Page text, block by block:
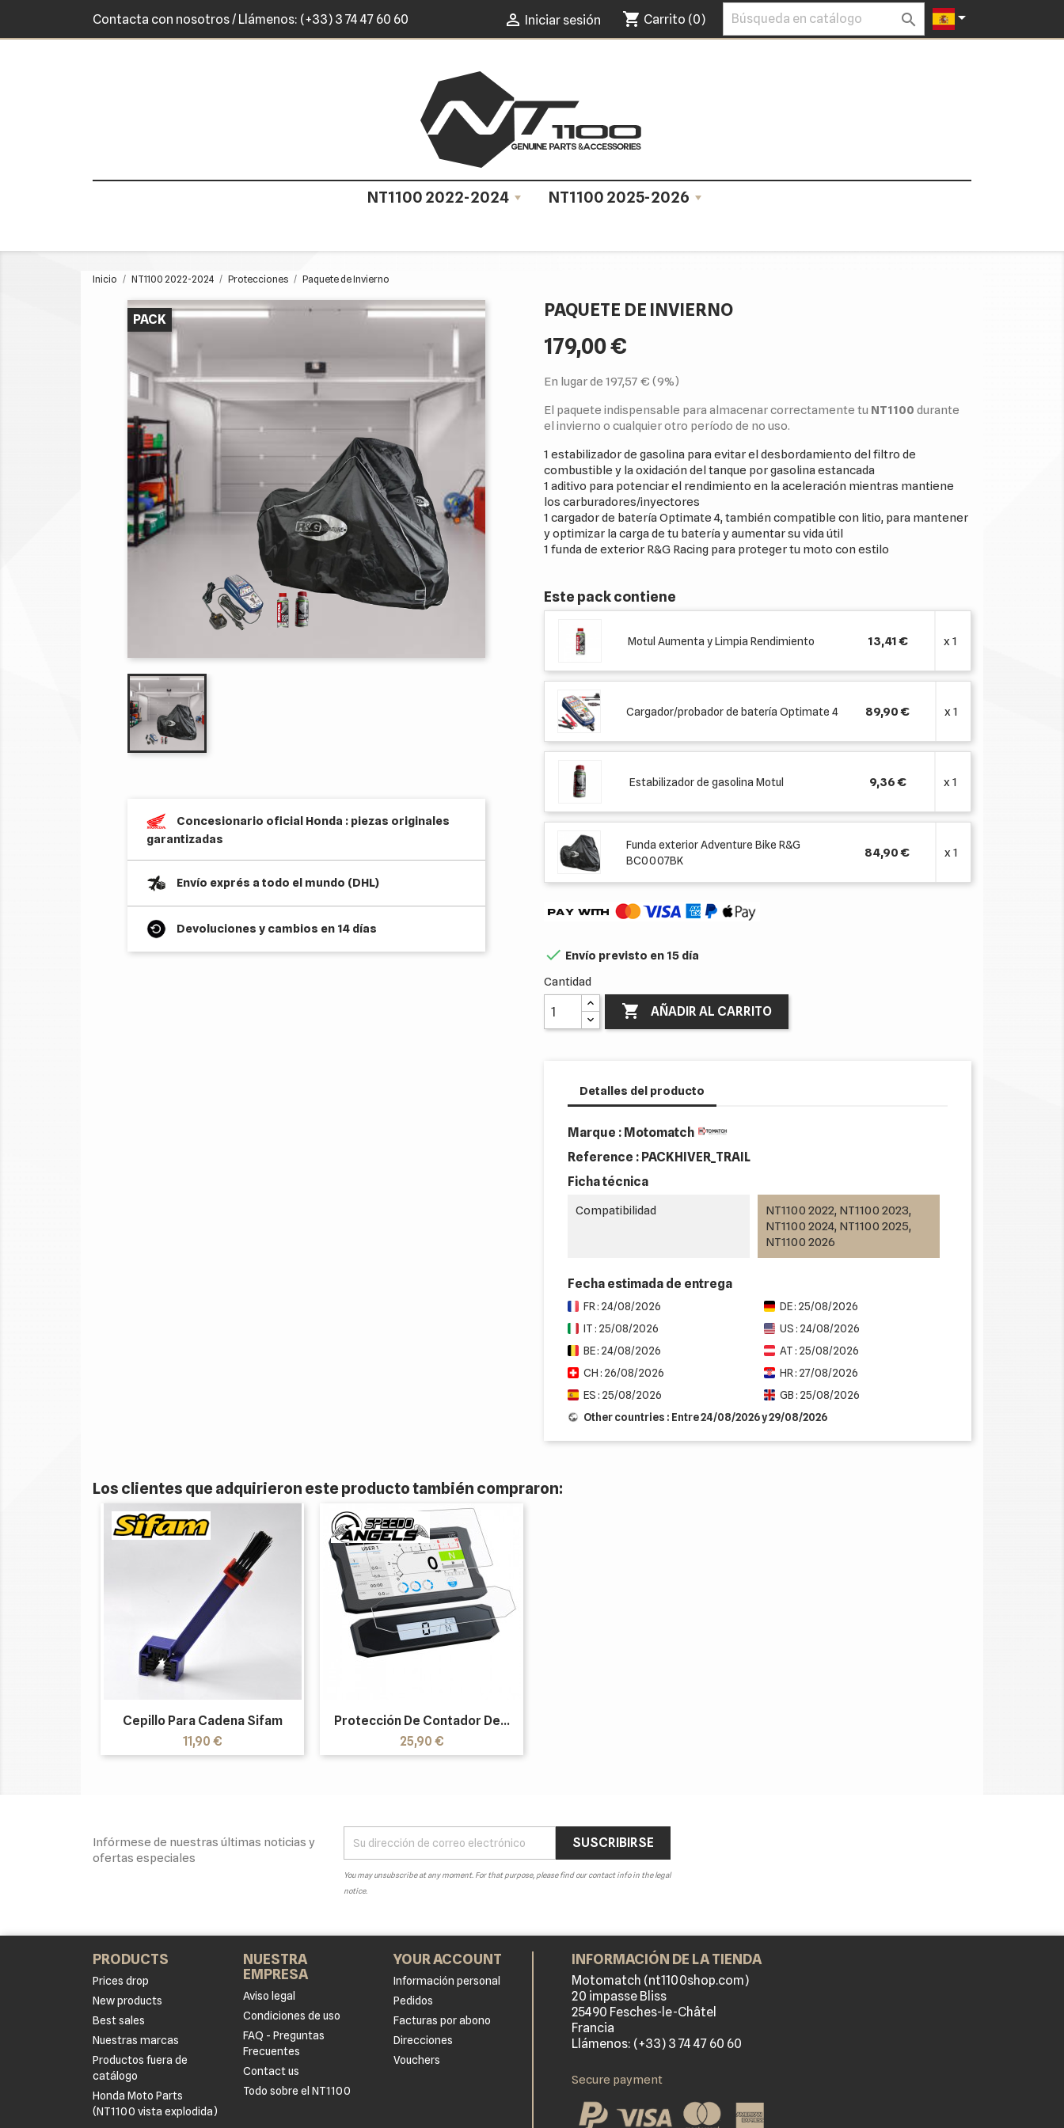
Contacta con nosotros/ Llámenos: (+33) 3 74 47 60 60  Iniciar sesión shopping_cart Carrito (0)  
NT1100 2022-2024 NT1100 2025-2026
Inicio NT1100 2022-2024 Protecciones Paquete de Invierno
PACK
Concesionario oficial Honda : piezas originales
garantizadas
Envío exprés a todo el mundo (DHL)
Devoluciones y cambios en 14 días
PAQUETE DE INVIERNO
179,00 €
En lugar de 197,57 € (9%)
El paquete indispensable para almacenar correctamente tu NT1100 durante
el invierno o cualquier otro período de no uso.
1 estabilizador de gasolina para evitar el desbordamiento del filtro de
combustible y la oxidación del tanque por gasolina estancada
1 aditivo para potenciar el rendimiento en la aceleración mientras mantiene
los carburadores/inyectores
1 cargador de batería Optimate 4, también compatible con litio, para mantener
y optimizar la carga de tu batería y aumentar su vida útil
1 funda de exterior R&G Racing para proteger tu moto con estilo
Este pack contiene
Motul Aumenta y Limpia Rendimiento 13,41 € x 1
Cargador/probador de batería Optimate 4 89,90 € x 1
Estabilizador de gasolina Motul 9,36 € x 1
Funda exterior Adventure Bike R&G
BC0007BK
84,90 € x 1
 Envío previsto en 15 día
Cantidad
 AÑADIR AL CARRITO
Detalles del producto
Marque : Motomatch
Reference : PACKHIVER_TRAIL
Ficha técnica
Compatibilidad
NT1100 2022, NT1100 2023,
NT1100 2024, NT1100 2025,
NT1100 2026
Fecha estimada de entrega
FR : 24/08/2026
DE : 25/08/2026
IT : 25/08/2026
US : 24/08/2026
BE : 24/08/2026
AT : 25/08/2026
CH : 26/08/2026
HR : 27/08/2026
ES : 25/08/2026
GB : 25/08/2026
Other countries : Entre 24/08/2026 y 29/08/2026
Los clientes que adquirieron este producto también compraron:
Cepillo Para Cadena Sifam
Precio
11,90 €
Protección De Contador De...
Precio
25,90 €
Infórmese de nuestras últimas noticias y
ofertas especiales
You may unsubscribe at any moment. For that purpose, please find our contact info in the legal
notice.
PRODUCTS
Prices drop
New products
Best sales
Nuestras marcas
Productos fuera de
catálogo
Honda Moto Parts
(NT1100 vista explodida)
NUESTRA
EMPRESA
Aviso legal
Condiciones de uso
FAQ - Preguntas
Frecuentes
Contact us
Todo sobre el NT1100
YOUR ACCOUNT
Información personal
Pedidos
Facturas por abono
Direcciones
Vouchers
INFORMACIÓN DE LA TIENDA
Motomatch (nt1100shop.com)
20 impasse Bliss
25490 Fesches-le-Châtel
Francia
Llámenos: (+33) 3 74 47 60 60
Secure payment